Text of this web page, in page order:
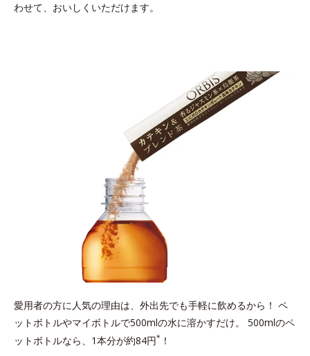
わせて、 おいしくいただけます。
愛用者の方に人気の理由は、外出先でも手軽に飲めるから！ ペ
ットボトルやマイボトルで500mlの水に溶かすだけ。
500mlのペ
ットボトルなら、1本分が約84円* ！